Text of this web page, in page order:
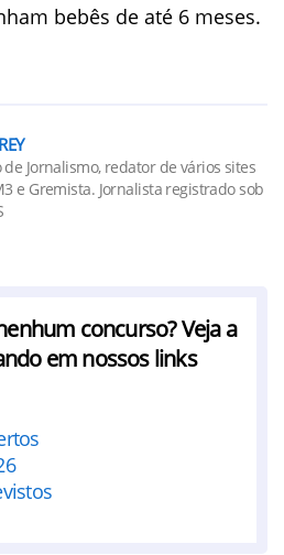
bebês de até 6 meses.
Jornalismo, redator de vários sites
e Gremista. Jornalista registrado sob
concurso? Veja a
em nossos links